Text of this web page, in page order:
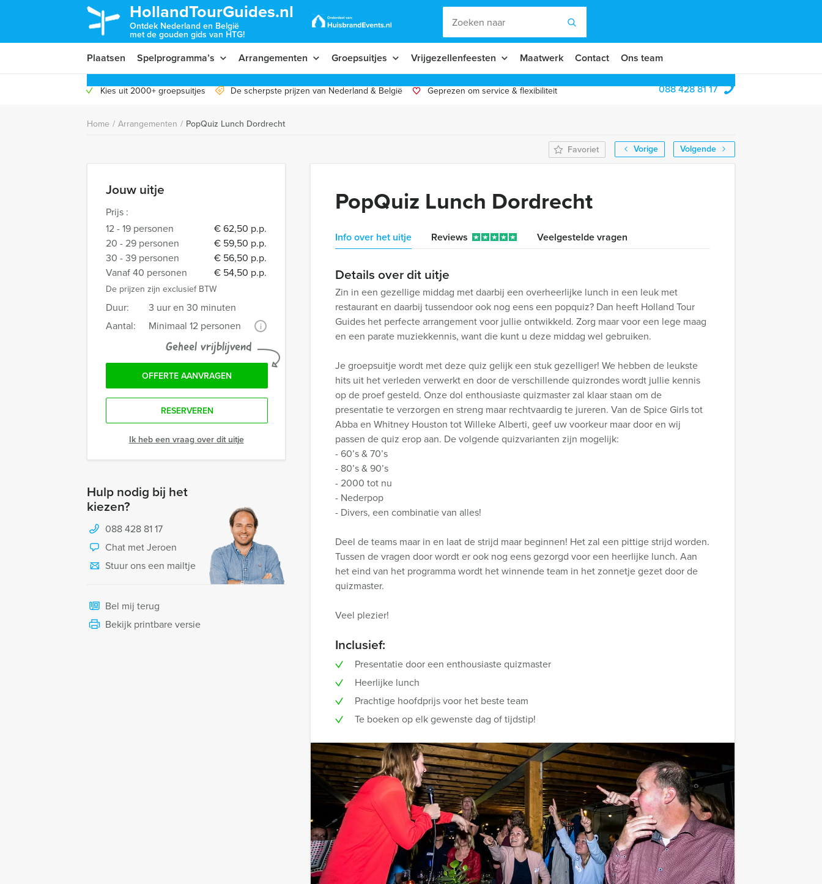
HollandTourGuides.nl
Ontdek Nederland en België
met de gouden gids van HTG!
Plaatsen Spelprogramma’s Arrangementen Groepsuitjes Vrijgezellenfeesten Maatwerk Contact Ons team
Kies uit 2000+ groepsuitjes De scherpste prijzen van Nederland & België Geprezen om service & flexibiliteit 088 428 81 17
Home / Arrangementen / PopQuiz Lunch Dordrecht
Vorige
Volgende
Favoriet
Jouw uitje
Prijs :
12 - 19 personen
€ 62,50 p.p.
20 - 29 personen
€ 59,50 p.p.
30 - 39 personen
€ 56,50 p.p.
Vanaf 40 personen
€ 54,50 p.p.
De prijzen zijn exclusief BTW
Duur:
3 uur en 30 minuten
Aantal:
Minimaal 12 personen i
Geheel vrijblijvend
OFFERTE AANVRAGEN
RESERVEREN
Ik heb een vraag over dit uitje
Hulp nodig bij het
kiezen?
088 428 81 17
Chat met Jeroen
Stuur ons een mailtje
Bel mij terug
Bekijk printbare versie
PopQuiz Lunch Dordrecht
Info over het uitje Reviews Veelgestelde vragen
Details over dit uitje
Zin in een gezellige middag met daarbij een overheerlijke lunch in een leuk met
restaurant en daarbij tussendoor ook nog eens een popquiz? Dan heeft Holland Tour
Guides het perfecte arrangement voor jullie ontwikkeld. Zorg maar voor een lege maag
en een parate muziekkennis, want die kunt u deze middag wel gebruiken.
Je groepsuitje wordt met deze quiz gelijk een stuk gezelliger! We hebben de leukste
hits uit het verleden verwerkt en door de verschillende quizrondes wordt jullie kennis
op de proef gesteld. Onze dol enthousiaste quizmaster zal klaar staan om de
presentatie te verzorgen en streng maar rechtvaardig te jureren. Van de Spice Girls tot
Abba en Whitney Houston tot Willeke Alberti, geef uw voorkeur maar door en wij
passen de quiz erop aan. De volgende quizvarianten zijn mogelijk:
- 60’s & 70’s
- 80’s & 90’s
- 2000 tot nu
- Nederpop
- Divers, een combinatie van alles!
Deel de teams maar in en laat de strijd maar beginnen! Het zal een pittige strijd worden.
Tussen de vragen door wordt er ook nog eens gezorgd voor een heerlijke lunch. Aan
het eind van het programma wordt het winnende team in het zonnetje gezet door de
quizmaster.
Veel plezier!
Inclusief:
Presentatie door een enthousiaste quizmaster
Heerlijke lunch
Prachtige hoofdprijs voor het beste team
Te boeken op elk gewenste dag of tijdstip!